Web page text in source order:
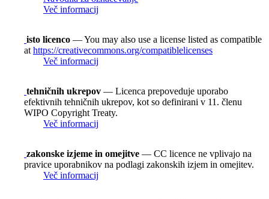
Več informacij
isto licenco — You may also use a license listed as compatible
at https://creativecommons.org/compatiblelicenses
Več informacij
tehničnih ukrepov — Licenca prepoveduje uporabo
efektivnih tehničnih ukrepov, kot so definirani v 11. členu
WIPO Copyright Treaty.
Več informacij
zakonske izjeme in omejitve — CC licence ne vplivajo na
pravice uporabnikov na podlagi zakonskih izjem in omejitev.
Več informacij